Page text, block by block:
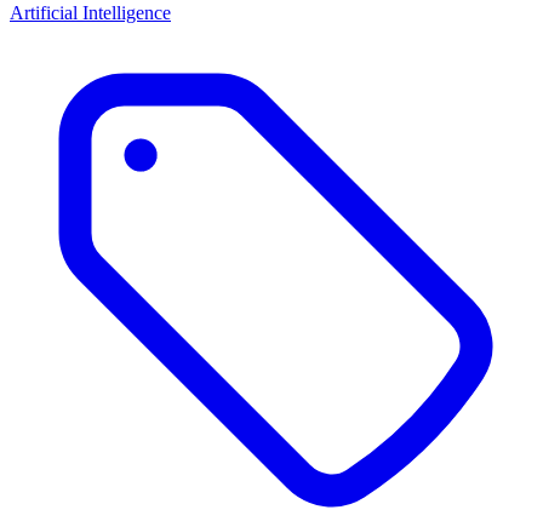
Artificial Intelligence